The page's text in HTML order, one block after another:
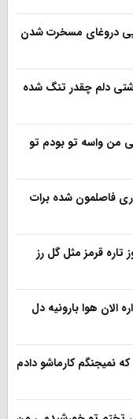
دروغای مسخرت شدن
دلم چقدر تنگ شده
من واسه تو‌ بودم تو
فاصلمون شده برات
قرمز مثل گل رز
الان هوا بارونیه دل
نمیجنگم کارماشو دادم